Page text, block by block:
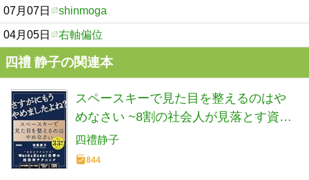
07月07日 shinmoga
04月05日 右軸偏位
四禮 静子の関連本
スペースキーで見た目を整えるのはや
めなさい ~8割の社会人が見落とす資料
作成のキホン
四禮静子
844